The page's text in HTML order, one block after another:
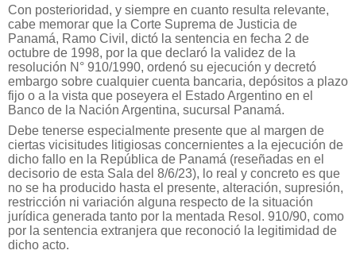
Con posterioridad, y siempre en cuanto resulta relevante,
cabe memorar que la Corte Suprema de Justicia de
Panamá, Ramo Civil, dictó la sentencia en fecha 2 de
octubre de 1998, por la que declaró la validez de la
resolución N° 910/1990, ordenó su ejecución y decretó
embargo sobre cualquier cuenta bancaria, depósitos a plazo
fijo o a la vista que poseyera el Estado Argentino en el
Banco de la Nación Argentina, sucursal Panamá.
Debe tenerse especialmente presente que al margen de
ciertas vicisitudes litigiosas concernientes a la ejecución de
dicho fallo en la República de Panamá (reseñadas en el
decisorio de esta Sala del 8/6/23), lo real y concreto es que
no se ha producido hasta el presente, alteración, supresión,
restricción ni variación alguna respecto de la situación
jurídica generada tanto por la mentada Resol. 910/90, como
por la sentencia extranjera que reconoció la legitimidad de
dicho acto.